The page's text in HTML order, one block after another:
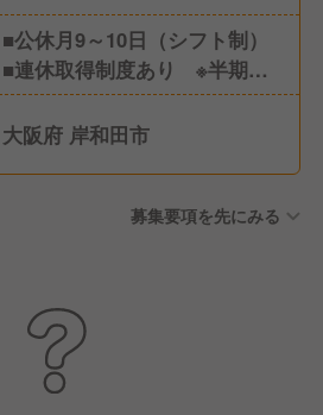
■公休月9～10日（シフト制）
■連休取得制度あり ※半期に
1回、3～7連休取得 ■有給休暇
■その他 特別休暇など ※年間
大阪府 岸和田市
募集要項を先にみる